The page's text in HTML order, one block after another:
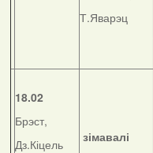
Т.Яварэц
18.02
Брэст,
Дз.Кіцель
зімавалі